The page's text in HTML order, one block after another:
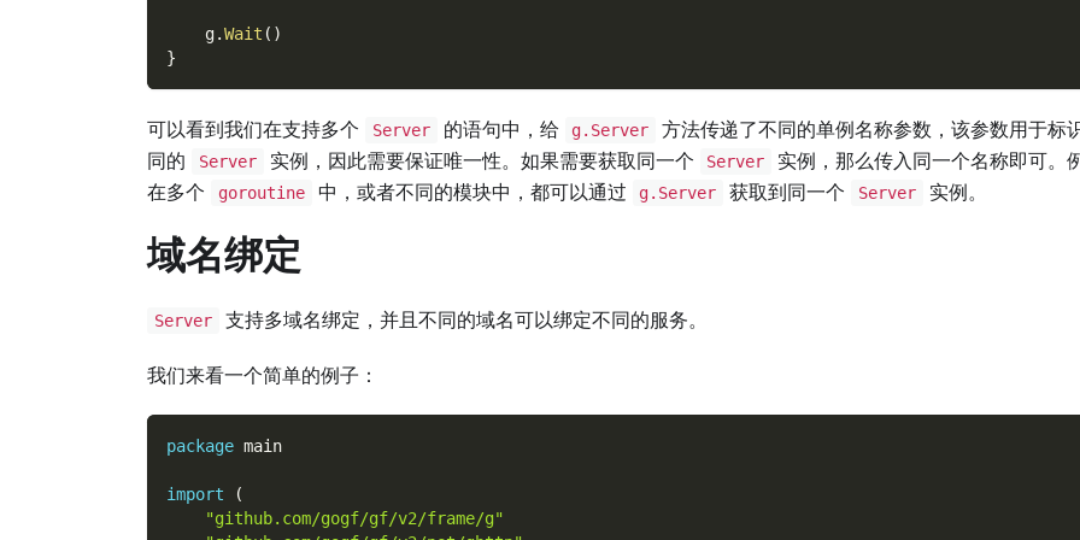
    g
.Wait ( )
}
可以看到我们在支持多个 Server 的语句中，给 g.Server
方法传递了不同的单例名称参数，该参数用于标
同的
Server 实例，因此需要保证唯一性。如果需要获取同一个 Server
实例，那么传入同一个名称即可。
在多个
goroutine 中，或者不同的模块中，都可以通过 g.Server 获取到同一个 Server 实例。
域名绑定
Server 支持多域名绑定，并且不同的域名可以绑定不同的服务。
我们来看一个简单的例子：
package main
import
(
"github.com/gogf/gf/v2/frame/g"